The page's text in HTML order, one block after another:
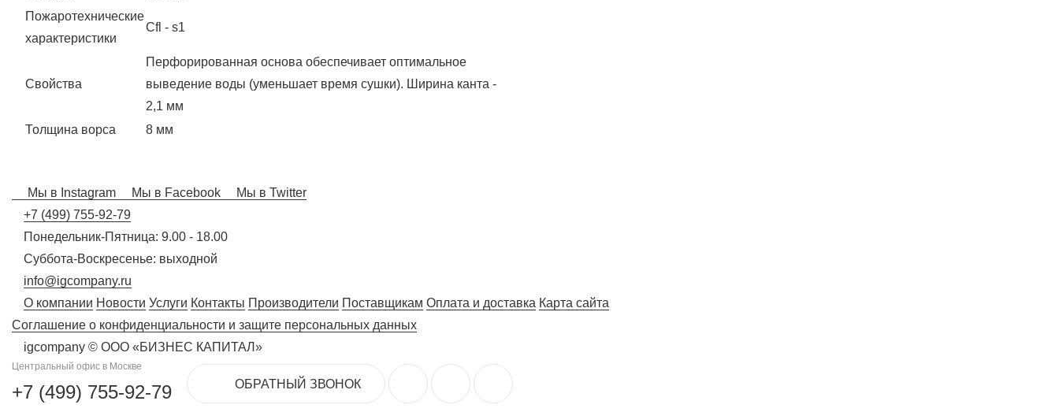
Пожаротехнические
характеристики
Cfl - s1
Свойства
Перфорированная основа обеспечивает оптимальное
выведение воды (уменьшает время сушки). Ширина канта -
2,1 мм
Толщина ворса
8 мм
Мы в Instagram Мы в Facebook
Мы в Twitter
+7 (499) 755-92-79
Понедельник-Пятница: 9.00 - 18.00
Суббота-Воскресенье: выходной
info@igcompany.ru
О компании Новости Услуги Контакты Производители Поставщикам Оплата и доставка Карта сайта
Соглашение о конфиденциальности и защите персональных данных
igcompany © ООО «БИЗНЕС КАПИТАЛ»
Центральный офис в Москве
+7 (499) 755-92-79 ОБРАТНЫЙ ЗВОНОК